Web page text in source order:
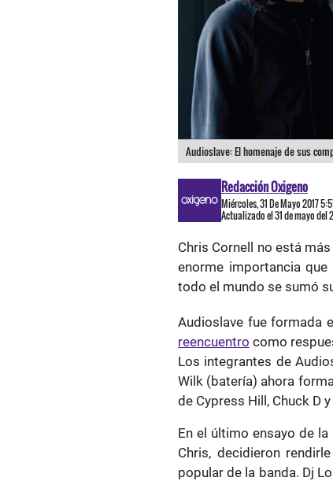
Audioslave: El homenaje de sus
Redacción Oxigeno
Miércoles, 31 De Mayo 2017
Actualizado el 31 de mayo del
Chris Cornell no está
enorme importancia
todo el mundo se sumó
Audioslave fue formada
reencuentro como
Los integrantes de
Wilk (batería) ahora
de Cypress Hill, Chuck D
En el último ensayo de
Chris, decidieron
popular de la banda. Dj